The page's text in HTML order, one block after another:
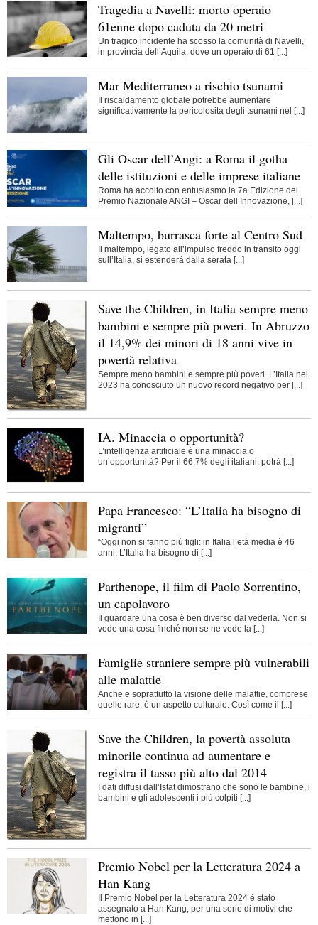
Tragedia a Navelli: morto operaio
61enne dopo caduta da 20 metri
Un tragico incidente ha scosso la comunità di Navelli,
in provincia dell’Aquila, dove un operaio di 61 [...]
Mar Mediterraneo a rischio tsunami
Il riscaldamento globale potrebbe aumentare
significativamente la pericolosità degli tsunami nel [...]
Gli Oscar dell’Angi: a Roma il gotha
delle istituzioni e delle imprese italiane
Roma ha accolto con entusiasmo la 7a Edizione del
Premio Nazionale ANGI – Oscar dell’Innovazione, [...]
Maltempo, burrasca forte al Centro Sud
Il maltempo, legato all’impulso freddo in transito oggi
sull’Italia, si estenderà dalla serata [...]
Save the Children, in Italia sempre meno
bambini e sempre più poveri. In Abruzzo
il 14,9% dei minori di 18 anni vive in
povertà relativa
Sempre meno bambini e sempre più poveri. L’Italia nel
2023 ha conosciuto un nuovo record negativo per [...]
IA. Minaccia o opportunità?
L’intelligenza artificiale è una minaccia o
un’opportunità? Per il 66,7% degli italiani, potrà [...]
Papa Francesco: “L’Italia ha bisogno di
migranti”
“Oggi non si fanno più figli: in Italia l’età media è 46
anni; L’Italia ha bisogno di [...]
Parthenope, il film di Paolo Sorrentino,
un capolavoro
Il guardare una cosa è ben diverso dal vederla. Non si
vede una cosa finché non se ne vede la [...]
Famiglie straniere sempre più vulnerabili
alle malattie
Anche e soprattutto la visione delle malattie, comprese
quelle rare, è un aspetto culturale. Così come il [...]
Save the Children, la povertà assoluta
minorile continua ad aumentare e
registra il tasso più alto dal 2014
I dati diffusi dall’Istat dimostrano che sono le bambine, i
bambini e gli adolescenti i più colpiti [...]
Premio Nobel per la Letteratura 2024 a
Han Kang
Il Premio Nobel per la Letteratura 2024 è stato
assegnato a Han Kang, per una serie di motivi che
mettono in [...]